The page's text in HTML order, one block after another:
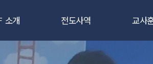
소개
CEF란
전도사역
새소식반
교사